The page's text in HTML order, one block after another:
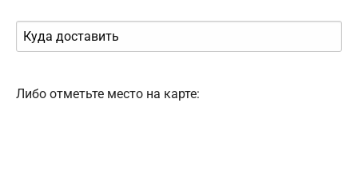
Либо отметьте место на карте: